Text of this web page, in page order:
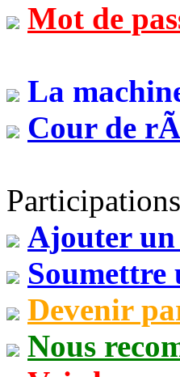
Mot de
La
Cour de
Participations
Ajouter un
Soumettre
Devenir
Nous